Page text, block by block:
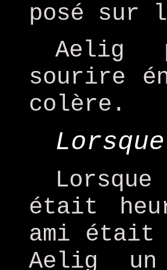
posé sur
Aelig
sourire
colère.
était
ami était
Aelig